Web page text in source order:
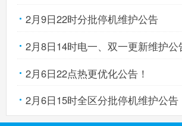
2月9日22时分批停机维护公告
2月8日14时电一、双一更新维护公
2月6日22点热更优化公告！
2月6日15时全区分批停机维护公告